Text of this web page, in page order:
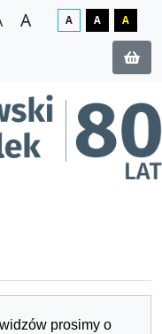
A A A A
prosimy o